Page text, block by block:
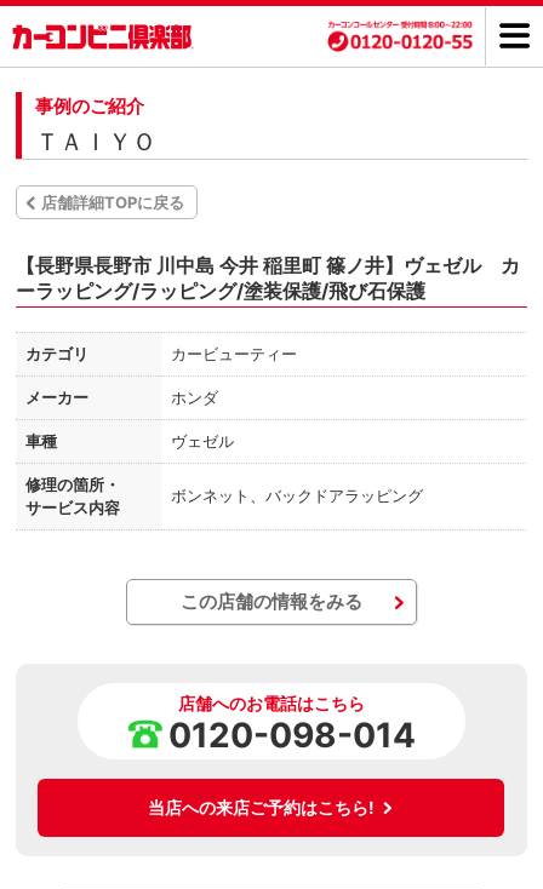
事例のご紹介
ＴＡＩＹＯ
店舗詳細TOPに戻る
【長野県長野市 川中島 今井 稲里町 篠ノ井】ヴェゼル カ
ーラッピング/ラッピング/塗装保護/飛び石保護
カテゴリ カービューティー
メーカー ホンダ
車種 ヴェゼル
修理の箇所・
サービス内容
ボンネット、バックドアラッピング
この店舗の情報をみる
店舗へのお電話はこちら
0120-098-014
当店への来店ご予約はこちら!